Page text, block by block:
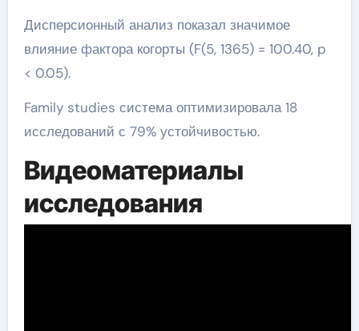
Дисперсионный анализ показал значимое
влияние фактора когорты (F(5, 1365) = 100.40, p
< 0.05).
Family studies система оптимизировала 18
исследований с 79% устойчивостью.
Видеоматериалы
исследования